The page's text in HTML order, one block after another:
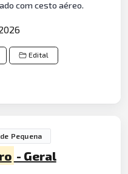
com cesto aéreo.
Edital
Pequena
- Geral